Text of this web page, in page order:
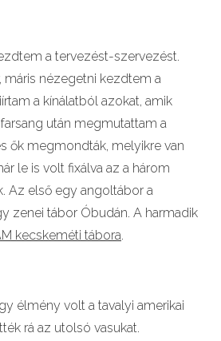
a tervezést-szervezést.
máris nézegetni kezdtem a
a kínálatból azokat, amik
után megmutattam a
ők megmondták, melyikre van
le is volt fixálva az a három
Az első egy angoltábor a
zenei tábor Óbudán. A harmadik
kecskeméti tábora.
élmény volt a tavalyi amerikai
rá az utolsó vasukat.